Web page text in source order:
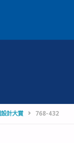
計大賞 768-432